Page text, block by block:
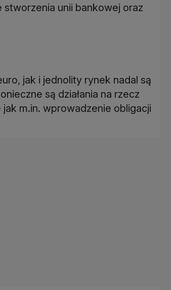
unii bankowej oraz
jak i jednolity rynek nadal są
są działania na rzecz
m.in. wprowadzenie obligacji